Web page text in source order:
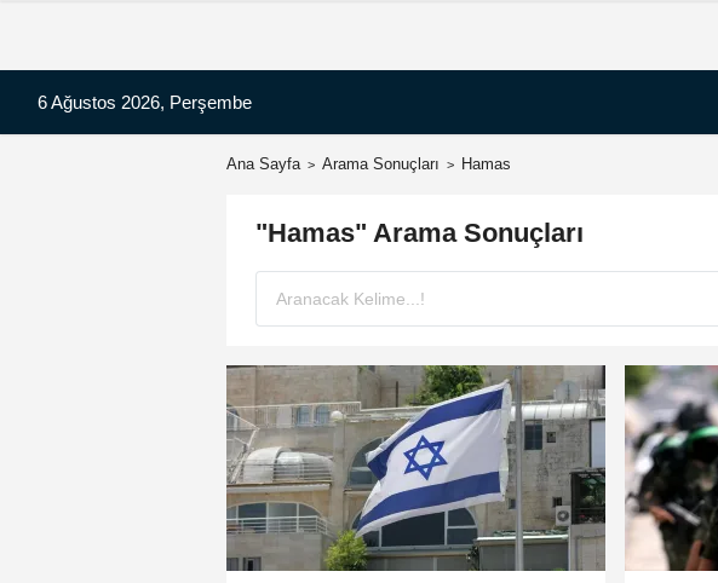
6 Ağustos 2026, Perşembe
Ana Sayfa Arama Sonuçları Hamas
"Hamas" Arama Sonuçları